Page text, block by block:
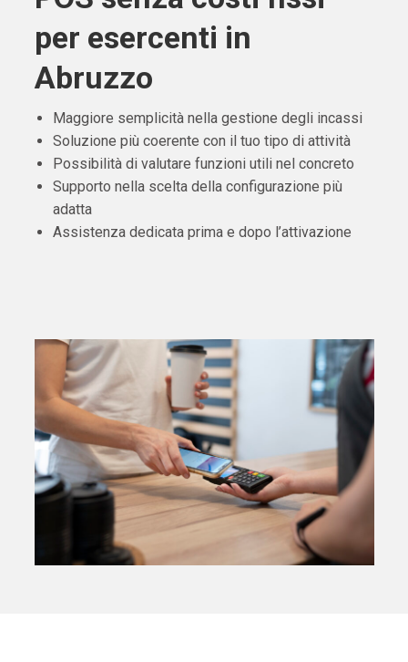
per esercenti in
Abruzzo
Maggiore semplicità nella gestione degli incassi
Soluzione più coerente con il tuo tipo di attività
Possibilità di valutare funzioni utili nel concreto
Supporto nella scelta della configurazione più
adatta
Assistenza dedicata prima e dopo l’attivazione